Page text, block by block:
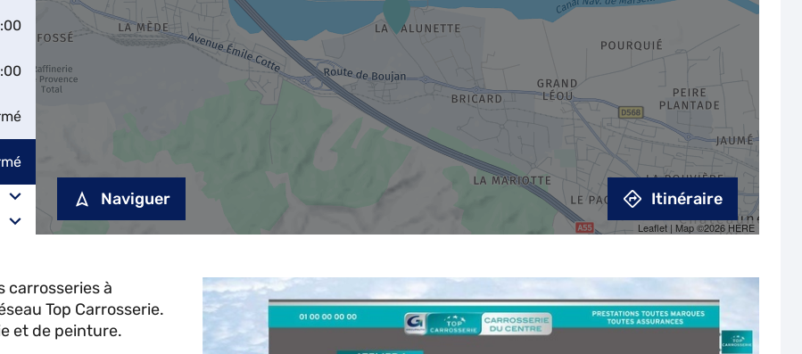
Leaflet | Map ©2026HERE
Naviguer Itinéraire
carrosseries à
Top Carrosserie.
et de peinture.